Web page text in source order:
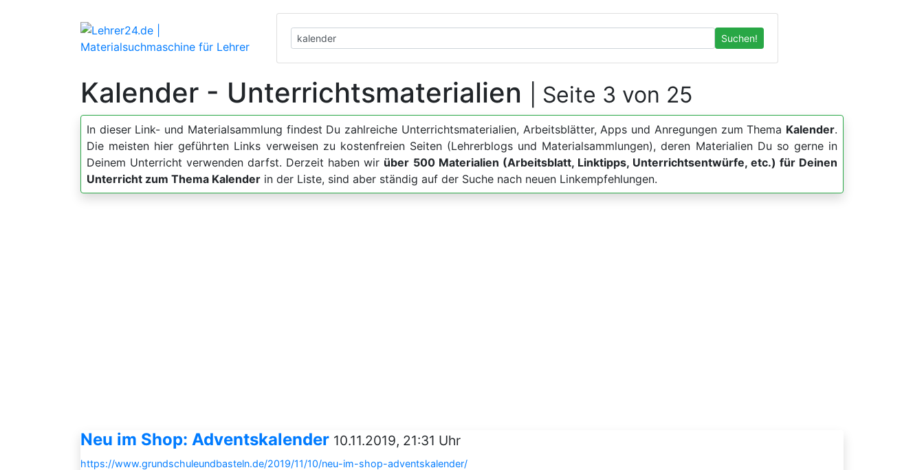
Suchen!
Kalender - Unterrichtsmaterialien | Seite 3 von 25
In dieser Link- und Materialsammlung findest Du zahlreiche Unterrichtsmaterialien, Arbeitsblätter, Apps und Anregungen zum Thema Kalender.
Die meisten hier geführten Links verweisen zu kostenfreien Seiten (Lehrerblogs und Materialsammlungen), deren Materialien Du so gerne in
Deinem Unterricht verwenden darfst. Derzeit haben wir über 500 Materialien (Arbeitsblatt, Linktipps, Unterrichtsentwürfe, etc.) für Deinen
Unterricht zum Thema Kalender in der Liste, sind aber ständig auf der Suche nach neuen Linkempfehlungen.
Neu im Shop: Adventskalender 10.11.2019, 21:31 Uhr
https://www.grundschuleundbasteln.de/2019/11/10/neu-im-shop-adventskalender/